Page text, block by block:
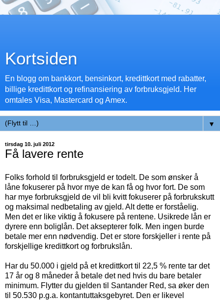
Kortsiden
En blogg om bankkort, bensinkort, kredittkort med rabatter,
billige kredittkort og refinansiering av forbruksgjeld. Her
omtales Visa, Mastercard og Amex.
▼
tirsdag 10. juli 2012
Få lavere rente
Folks forhold til forbruksgjeld er todelt. De som ønsker å
låne fokuserer på hvor mye de kan få og hvor fort. De som
har mye forbruksgjeld de vil bli kvitt fokuserer på forbrukskutt
og maksimal nedbetaling av gjeld. Alt dette er forståelig.
Men det er like viktig å fokusere på rentene. Usikrede lån er
dyrere enn boliglån. Det aksepterer folk. Men ingen burde
betale mer enn nødvendig. Det er store forskjeller i rente på
forskjellige kredittkort og forbrukslån.
Har du 50.000 i gjeld på et kredittkort til 22,5 % rente tar det
17 år og 8 måneder å betale det ned hvis du bare betaler
minimum. Flytter du gjelden til Santander Red, sa øker den
til 50.530 p.g.a. kontantuttaksgebyret. Den er likevel